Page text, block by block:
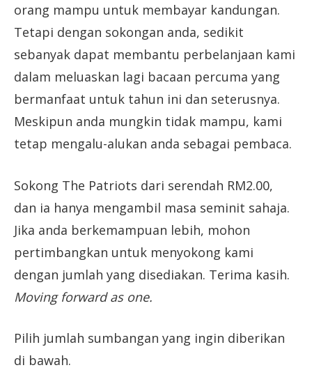
orang mampu untuk membayar kandungan.
Tetapi dengan sokongan anda, sedikit
sebanyak dapat membantu perbelanjaan kami
dalam meluaskan lagi bacaan percuma yang
bermanfaat untuk tahun ini dan seterusnya.
Meskipun anda mungkin tidak mampu, kami
tetap mengalu-alukan anda sebagai pembaca.
Sokong The Patriots dari serendah RM2.00,
dan ia hanya mengambil masa seminit sahaja.
Jika anda berkemampuan lebih, mohon
pertimbangkan untuk menyokong kami
dengan jumlah yang disediakan. Terima kasih.
Moving forward as one.
Pilih jumlah sumbangan yang ingin diberikan
di bawah.